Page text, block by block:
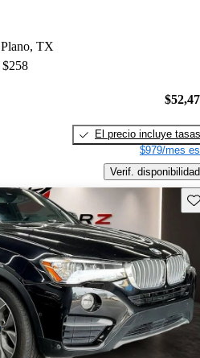
TX
El precio incluye tasas
$979/mes
Verif. disponibilidad